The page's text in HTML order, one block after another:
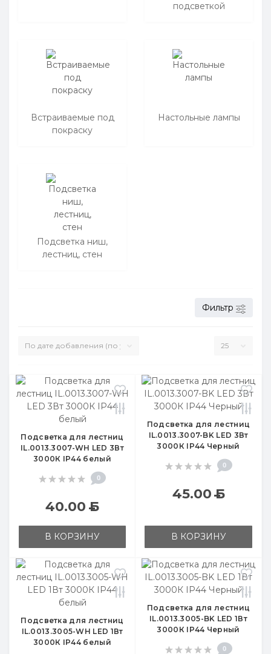
подсветкой
Встраиваемые под
покраску
Настольные лампы
Подсветка ниш,
лестниц, стен
Фильтр
Подсветка для лестниц
IL.0013.3007-WH LED 3Вт
3000К IP44 белый
0
40.00Б
В КОРЗИНУ
Подсветка для лестниц
IL.0013.3007-BK LED 3Вт
3000К IP44 Черный
0
45.00Б
В КОРЗИНУ
Подсветка для лестниц
IL.0013.3005-WH LED 1Вт
3000К IP44 белый
Подсветка для лестниц
IL.0013.3005-BK LED 1Вт
3000К IP44 Черный
0